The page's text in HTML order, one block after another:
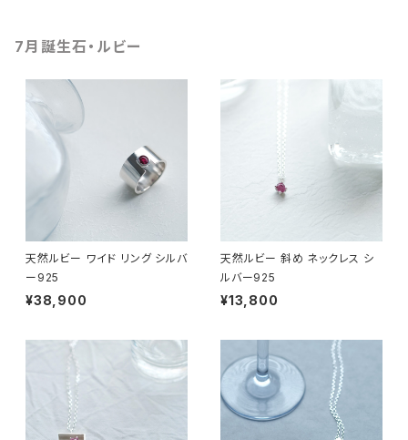
7月誕生石・ルビー
天然ルビー ワイド リング シルバ
ー925
¥38,900
天然ルビー 斜め ネックレス シ
ルバー925
¥13,800